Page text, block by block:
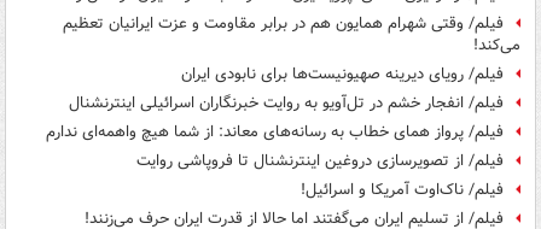
فیلم/ وقتی شهرام همایون هم در برابر مقاومت و عزت ایرانیان تعظیم
می‌کند!
فیلم/ رویای دیرینه صهیونیست‌ها برای نابودی ایران
فیلم/ انفجار خشم در تل‌آویو به روایت خبرنگاران اسرائیلی اینترنشنال
فیلم/ پرواز همای خطاب به رسانه‌های معاند: از شما هیچ واهمه‌ای ندارم
فیلم/ از تصویرسازی دروغین اینترنشنال تا فروپاشی روایت
فیلم/ ناک‌اوت آمریکا و اسرائیل!
فیلم/ از تسلیم ایران می‌گفتند اما حالا از قدرت ایران حرف می‌زنند!